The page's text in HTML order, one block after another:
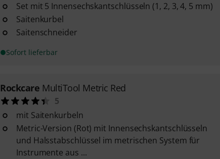
Set mit 5 Innensechskantschlüsseln (1, 2, 3, 4, 5 mm)
Saitenkurbel
Saitenschneider
Sofort lieferbar
Rockcare MultiTool Metric Red
5
mit Saitenkurbeln
Metric-Version (Rot) mit Innensechskantschlüsseln
und Halsstabschlüssel im metrischen System für
Instrumente aus ...